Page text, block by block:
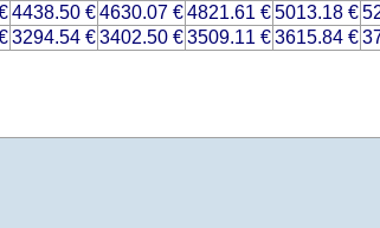
4438.50 €4630.07 €4821.61 €5013.18 €
3294.54 €3402.50 €3509.11 €3615.84 €